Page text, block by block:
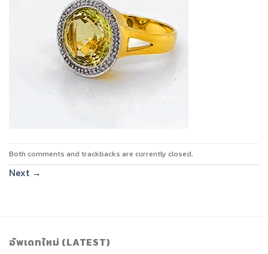
Both comments and trackbacks are currently closed.
Next →
อัพเดทใหม่ (LATEST)